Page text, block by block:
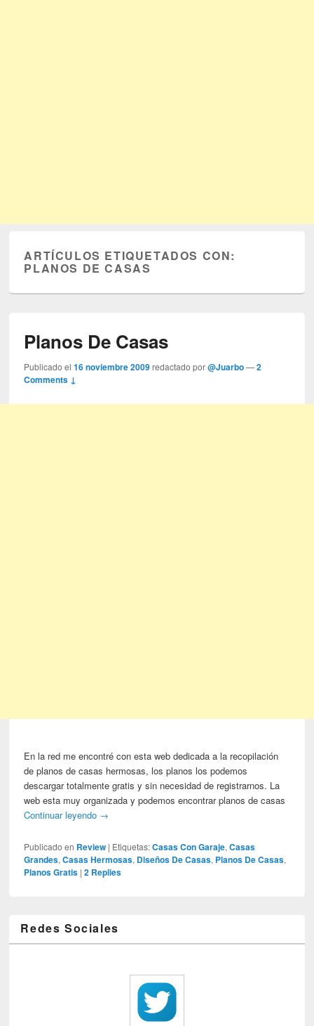
ARTÍCULOS ETIQUETADOS CON:
PLANOS DE CASAS
Planos De Casas
Publicado el16 noviembre 2009 redactado por@Juarbo —2
Comments ↓
En la red me encontré con esta web dedicada a la recopilación
de planos de casas hermosas, los planos los podemos
descargar totalmente gratis y sin necesidad de registrarnos. La
web esta muy organizada y podemos encontrar planos de casas
Continuar leyendo →
Publicado en Review | Etiquetas: Casas Con Garaje,Casas
Grandes,Casas Hermosas, Diseños De Casas, Planos De Casas,
Planos Gratis |2 Replies
Redes Sociales